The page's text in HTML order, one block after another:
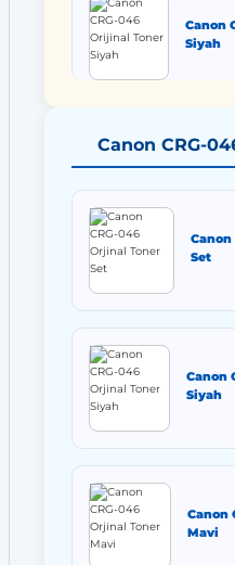
Canon
Siyah
Canon CRG-
Canon
Set
Canon
Siyah
Canon
Mavi